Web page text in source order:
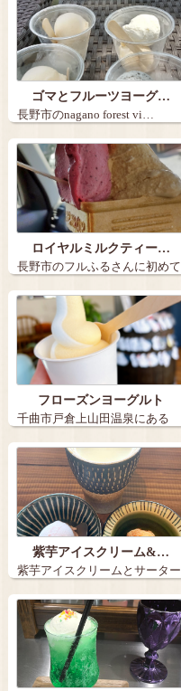
ゴマとフルーツヨーグ…
長野市のnagano forest vi…
ロイヤルミルクティー…
長野市のフルふるさんに初めて
行きました。…
フローズンヨーグルト
千曲市戸倉上山田温泉にある
「フロスタ」 …
紫芋アイスクリーム&…
紫芋アイスクリームとサーター
アンダギー+…